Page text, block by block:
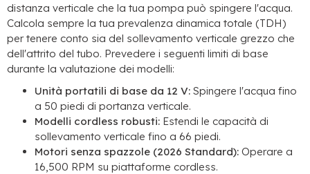
distanza verticale che la tua pompa può spingere l'acqua.
Calcola sempre la tua prevalenza dinamica totale (TDH)
per tenere conto sia del sollevamento verticale grezzo che
dell'attrito del tubo. Prevedere i seguenti limiti di base
durante la valutazione dei modelli:
Unità portatili di base da 12 V: Spingere l'acqua fino
a 50 piedi di portanza verticale.
Modelli cordless robusti: Estendi le capacità di
sollevamento verticale fino a 66 piedi.
Motori senza spazzole (2026 Standard): Operare a
16,500 RPM su piattaforme cordless.